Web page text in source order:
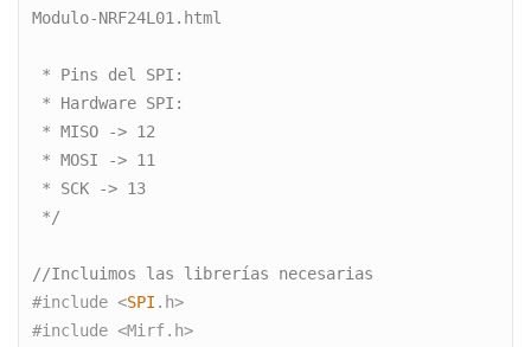
Modulo-NRF24L01.html
* Pins del SPI:
* Hardware SPI:
* MISO -> 12
* MOSI -> 11
* SCK -> 13
*/
//Incluimos las librerías necesarias
#include <SPI .h>
#include <Mirf.h>